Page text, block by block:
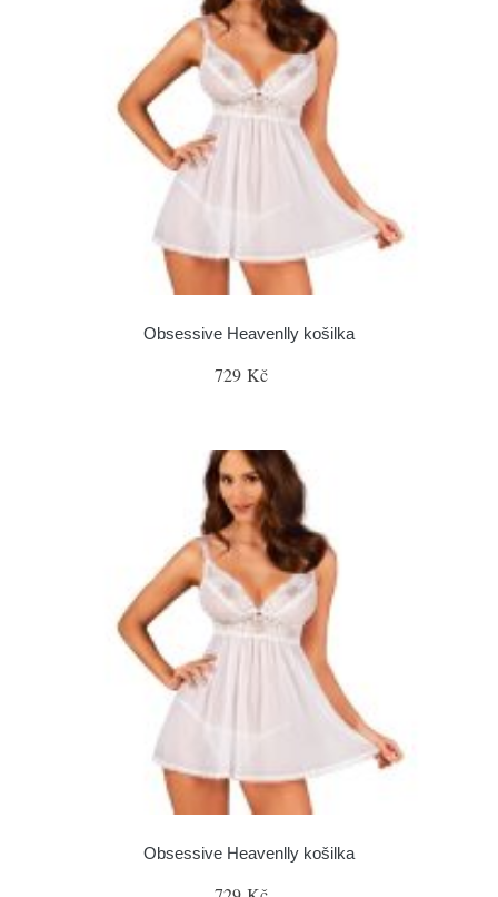
Obsessive Heavenlly košilka
729 Kč
Obsessive Heavenlly košilka